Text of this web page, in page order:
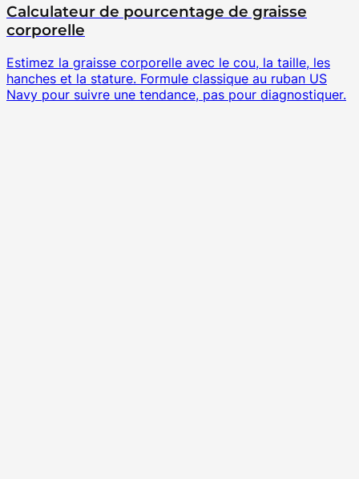
Calculateur de pourcentage de graisse
corporelle
Estimez la graisse corporelle avec le cou, la taille, les
hanches et la stature. Formule classique au ruban US
Navy pour suivre une tendance, pas pour diagnostiquer.